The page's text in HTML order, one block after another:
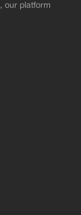
our platform